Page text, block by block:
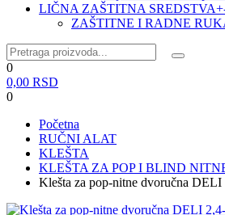
LIČNA ZAŠTITNA SREDSTVA+
ZAŠTITNE I RADNE
0
0,00 RSD
0
Početna
RUČNI ALAT
KLEŠTA
KLEŠTA ZA POP I BLIND
Klešta za pop-nitne dvoručna